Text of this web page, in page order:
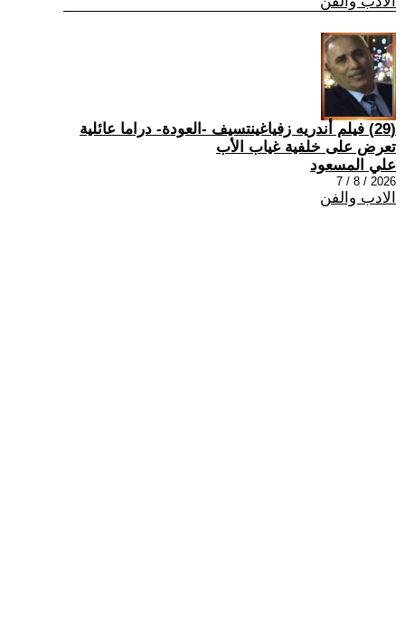
(29) فيلم أندريه زفياغينتسيف -العودة- دراما عائلية
تعرض على خلفية غياب الأب
علي المسعود
2026 / 8 / 7
الادب والفن